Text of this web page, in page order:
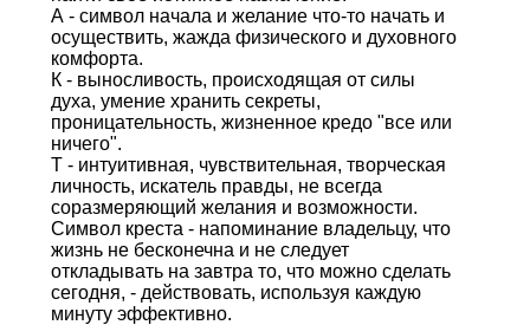
А - символ начала и желание что-то начать и
осуществить, жажда физического и духовного
комфорта.
К - выносливость, происходящая от силы
духа, умение хранить секреты,
проницательность, жизненное кредо "все или
ничего".
Т - интуитивная, чувствительная, творческая
личность, искатель правды, не всегда
соразмеряющий желания и возможности.
Символ креста - напоминание владельцу, что
жизнь не бесконечна и не следует
откладывать на завтра то, что можно сделать
сегодня, - действовать, используя каждую
минуту эффективно.